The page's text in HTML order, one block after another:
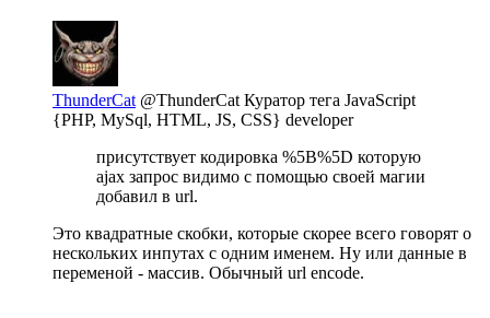
ThunderCat @ThunderCat Куратор тега JavaScript
{PHP, MySql, HTML, JS, CSS} developer
присутствует кодировка %5B%5D которую
ajax запрос видимо с помощью своей магии
добавил в url.
Это квадратные скобки, которые скорее всего говорят о
нескольких инпутах с одним именем. Ну или данные в
переменой - массив. Обычный url encode.